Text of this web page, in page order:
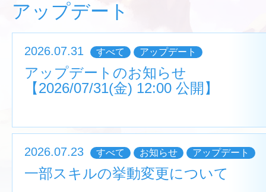
アップデート
2026.07.31 すべて アップデート
アップデートのお知らせ
【2026/07/31(金) 12:00 公開】
2026.07.23 すべて お知らせ アップデート
一部スキルの挙動変更について